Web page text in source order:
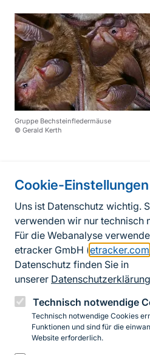
Cookie-Einstellungen
Uns ist Datenschutz wichtig.
verwenden wir nur technisch
Für die Webanalyse
etracker GmbH (etracker.com
Datenschutz finden Sie in
unserer Datenschutzerklärung
Technisch notwendige
Technisch notwendige Cookies
Funktionen und sind für die
Website erforderlich.
Gruppe Bechsteinfledermäuse
© Gerald Kerth
Informationen zur
FußzeileKontakt
Erklärung zur